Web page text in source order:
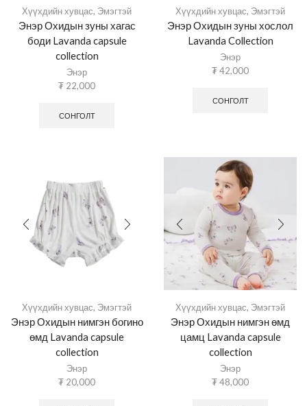
Хүүхдийн хувцас, Эмэгтэй
Энэр Охидын зуны хагас
боди Lavanda capsule
collection
Энэр
₮ 22,000
СОНГОЛТ
Хүүхдийн хувцас, Эмэгтэй
Энэр Охидын зуны хослол
Lavanda Collection
Энэр
₮42,000
СОНГОЛТ
Хүүхдийн хувцас, Эмэгтэй
Энэр Охидын нимгэн богино
өмд Lavanda capsule
collection
Энэр
₮ 20,000
Хүүхдийн хувцас, Эмэгтэй
Энэр Охидын нимгэн өмд
цамц Lavanda capsule
collection
Энэр
₮48,000